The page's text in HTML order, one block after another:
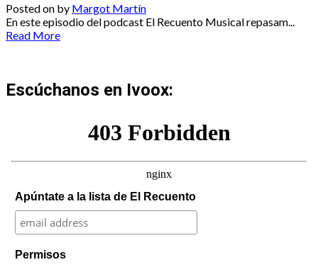
Posted on by Margot Martín
En este episodio del podcast El Recuento Musical repasam...
Read More
Escúchanos en Ivoox:
Apúntate a la lista de El Recuento
Permisos